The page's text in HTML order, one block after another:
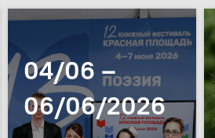
04/06 –
06/06/2026